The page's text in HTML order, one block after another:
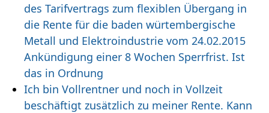
des Tarifvertrags zum flexiblen Übergang in
die Rente für die baden würtembergische
Metall und Elektroindustrie vom 24.02.2015
Ankündigung einer 8 Wochen Sperrfrist. Ist
das in Ordnung
Ich bin Vollrentner und noch in Vollzeit
beschäftigt zusätzlich zu meiner Rente. Kann